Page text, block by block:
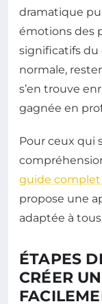
dramatique
émotions des
significatifs du
normale,
s’en trouve
gagnée en
Pour ceux qui
guide complet
propose une
adaptée à
ÉTAPES
CRÉER